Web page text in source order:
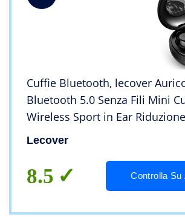
Cuffie Bluetooth, lecover
Bluetooth 5.0 Senza Fili Mini
Wireless Sport in Ear
Rumore con Microfono
LED[Ultimo Modello]
Lecover
8.5 Controlla Su